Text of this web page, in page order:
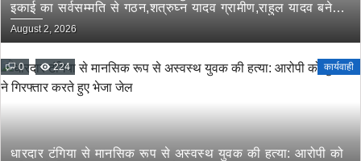
इकाई का सर्वसम्मति से गठन,शत्रुघ्न यादव ग्रामीण,राहुल यादव बने
लोरमी शहरी अध्यक्ष
August 2, 2026
0 224 कार्यवाही
धारदार टंगिया से मानसिक रूप से अस्वस्थ युवक की हत्या: आरोपी को